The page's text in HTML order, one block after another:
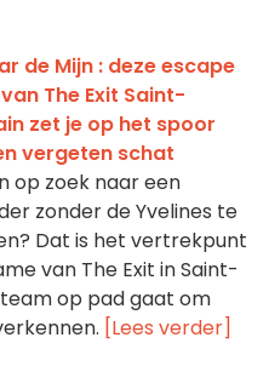
de Mijn : deze escape
The Exit Saint-
zet je op het spoor
vergeten schat
op zoek naar een
zonder de Yvelines te
Dat is het vertrekpunt
van The Exit in Saint-
op pad gaat om
[Lees verder]